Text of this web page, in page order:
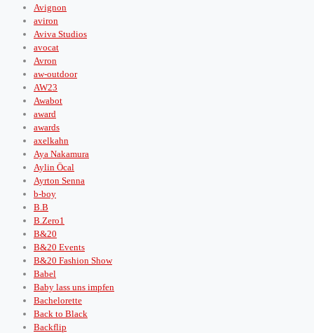
Avignon
aviron
Aviva Studios
avocat
Avron
aw-outdoor
AW23
Awabot
award
awards
axelkahn
Aya Nakamura
Aylin Öcal
Ayrton Senna
b-boy
B.B
B.Zero1
B&20
B&20 Events
B&20 Fashion Show
Babel
Baby lass uns impfen
Bachelorette
Back to Black
Backflip